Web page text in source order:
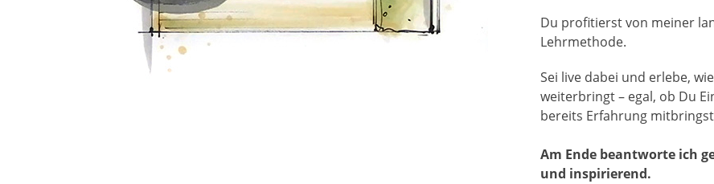
Du profitierst von meiner
Lehrmethode.
Sei live dabei und erlebe,
weiterbringt – egal, ob Du
bereits Erfahrung
Am Ende beantworte ich
und inspirierend.